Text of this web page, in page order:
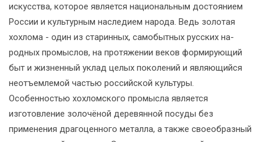
искусства, которое является национальным достоянием
России и культурным наследием народа. Ведь золотая
хохлома - один из ста­ринных, самобытных русских на­
родных промыслов, на протяжении веков формирующий
быт и жизнен­ный уклад целых поколений и явля­ющийся
неотъемлемой частью рос­сийской культуры.
Особенностью хохломского промысла является
изготовление золочёной деревянной посуды без
применения дра­гоценного металла, а также своеобраз­ный